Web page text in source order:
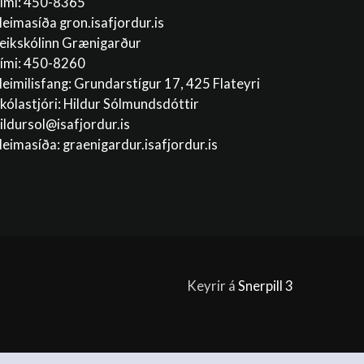
gron.isafjordur.is
Grænigarður
450-8260
Grundarstígur 17, 425 Flateyri
Hildur Sólmundsdóttir
graenigardur.isafjordur.is
Keyrir á Snerpill 3